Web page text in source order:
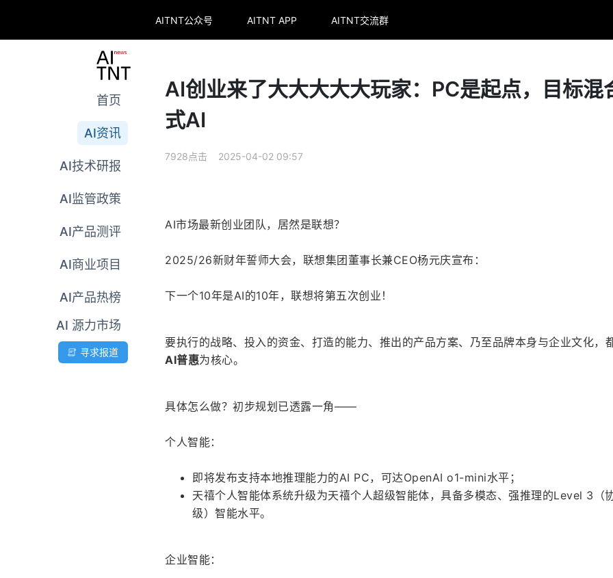
AITNT公众号 AITNT APP AITNT交流群
首页
AI资讯
AI技术研报
AI监管政策
AI产品测评
AI商业项目
AI产品热榜
AI 源力市场
寻求报道
AI创业来了大大大大大玩家：PC是起点，目标混
式AI
7928点击 2025-04-02 09:57
AI市场最新创业团队，居然是联想？
2025/26新财年誓师大会，联想集团董事长兼CEO杨元庆宣布：
下一个10年是AI的10年，联想将第五次创业！
要执行的战略、投入的资金、打造的能力、推出的产品方案、乃至品牌本身与企业文化，
AI普惠为核心。
具体怎么做？初步规划已透露一角——
个人智能：
即将发布支持本地推理能力的AI PC，可达OpenAI o1-mini水平；
天禧个人智能体系统升级为天禧个人超级智能体，具备多模态、强推理的Level 3（
级）智能水平。
企业智能：